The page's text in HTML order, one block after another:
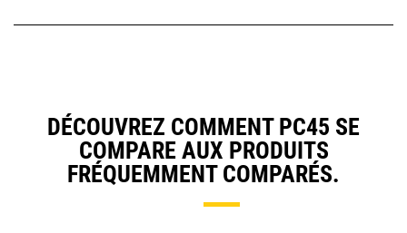
DÉCOUVREZ COMMENT PC45 SE
COMPARE AUX PRODUITS
FRÉQUEMMENT COMPARÉS.